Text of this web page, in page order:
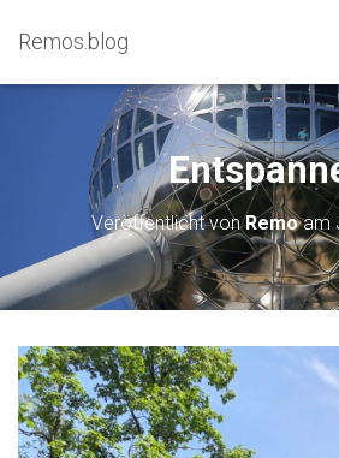
Remos.blog
Veröffentlicht vonRemoam